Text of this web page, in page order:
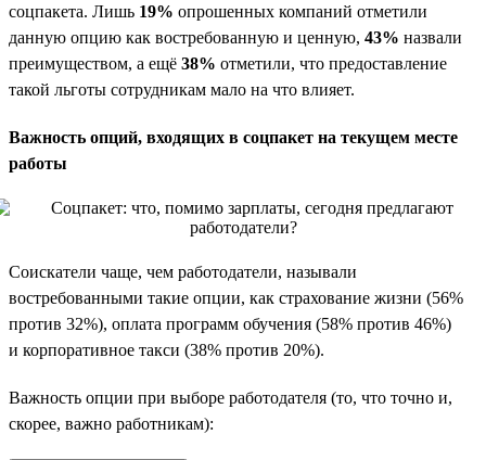
соцпакета. Лишь 19% опрошенных компаний отметили
данную опцию как востребованную и ценную, 43% назвали
преимуществом, а ещё 38% отметили, что предоставление
такой льготы сотрудникам мало на что влияет.
Важность опций, входящих в соцпакет на текущем месте
работы
Соискатели чаще, чем работодатели, называли
востребованными такие опции, как страхование жизни (56%
против 32%), оплата программ обучения (58% против 46%)
и корпоративное такси (38% против 20%).
Важность опции при выборе работодателя (то, что точно и,
скорее, важно работникам):